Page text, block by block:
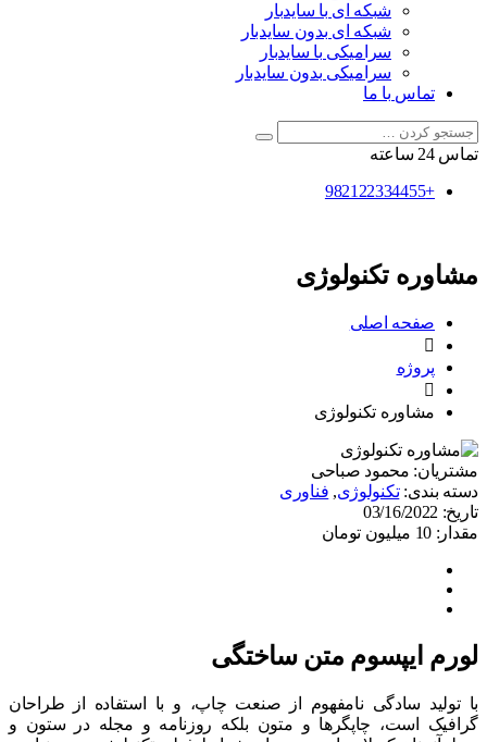
شبکه ای با سایدبار
شبکه ای بدون سایدبار
سرامیکی با سایدبار
سرامیکی بدون سایدبار
تماس با ما
تماس 24 ساعته
+982122334455
مشاوره تکنولوژی
صفحه اصلی
پروژه
مشاوره تکنولوژی
مشتریان: محمود صباحی
دسته بندی:تکنولوژی, فناوری
تاریخ: 03/16/2022
مقدار: 10 میلیون تومان
لورم ایپسوم متن ساختگی
با تولید سادگی نامفهوم از صنعت چاپ، و با استفاده از طراحان
گرافیک است، چاپگرها و متون بلکه روزنامه و مجله در ستون و